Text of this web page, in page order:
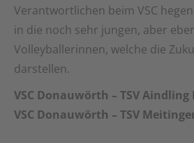
Verantwortlichen beim VSC
in die noch sehr jungen, aber
Volleyballerinnen, welche die
darstellen.
VSC Donauwörth – TSV Aindling
VSC Donauwörth – TSV